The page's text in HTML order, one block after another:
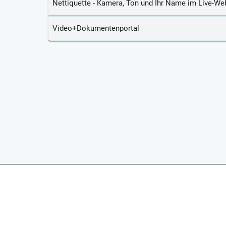
Nettiquette - Kamera, Ton und Ihr Name im Live-
Video+Dokumentenportal